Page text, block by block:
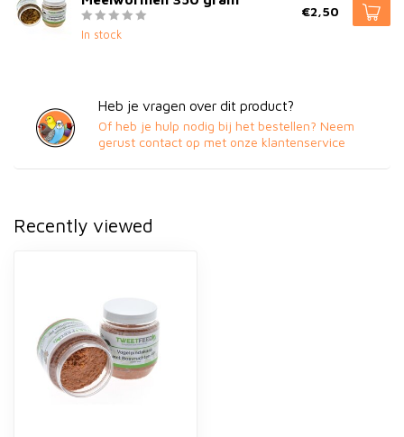
In stock
€2,50
Heb je vragen over dit product?
Of heb je hulp nodig bij het bestellen? Neem
gerust contact op met onze klantenservice
Recently viewed